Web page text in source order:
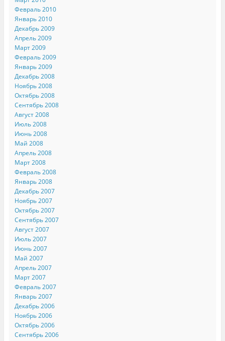
Февраль 2010
Январь 2010
Декабрь 2009
Апрель 2009
Март 2009
Февраль 2009
Январь 2009
Декабрь 2008
Ноябрь 2008
Октябрь 2008
Сентябрь 2008
Август 2008
Июль 2008
Июнь 2008
Май 2008
Апрель 2008
Март 2008
Февраль 2008
Январь 2008
Декабрь 2007
Ноябрь 2007
Октябрь 2007
Сентябрь 2007
Август 2007
Июль 2007
Июнь 2007
Май 2007
Апрель 2007
Март 2007
Февраль 2007
Январь 2007
Декабрь 2006
Ноябрь 2006
Октябрь 2006
Сентябрь 2006